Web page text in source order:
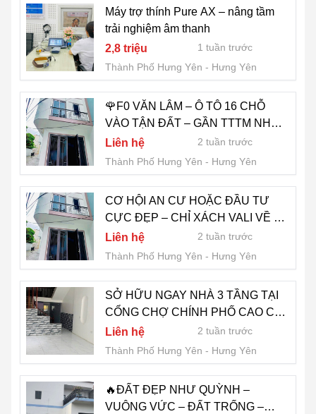
Máy trợ thính Pure AX – nâng tầm
trải nghiệm âm thanh
2,8 triệu
1 tuần trước
Thành Phố Hưng Yên
Hưng Yên
🌹F0 VĂN LÂM – Ô TÔ 16 CHỖ
VÀO TẬN ĐẤT – GẦN TTTM NHƯ
QUỲNH.
Liên hệ
2 tuần trước
Thành Phố Hưng Yên
Hưng Yên
CƠ HỘI AN CƯ HOẶC ĐẦU TƯ
CỰC ĐẸP – CHỈ XÁCH VALI VỀ Ở!
VĂN LÂM HƯNG YÊN GIÀ 2 TỶ.
Liên hệ
2 tuần trước
Thành Phố Hưng Yên
Hưng Yên
SỞ HỮU NGAY NHÀ 3 TẦNG TẠI
CỔNG CHỢ CHÍNH PHỐ CAO CHỈ
5x tí ti tỷ 📍
Liên hệ
2 tuần trước
Thành Phố Hưng Yên
Hưng Yên
🔥ĐẤT ĐẸP NHƯ QUỲNH –
VUÔNG VỨC – ĐẤT TRỐNG –